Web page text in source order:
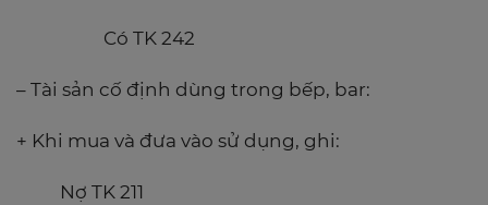
Có TK 242
– Tài sản cố định dùng trong bếp, bar:
+ Khi mua và đưa vào sử dụng, ghi:
Nợ TK 211